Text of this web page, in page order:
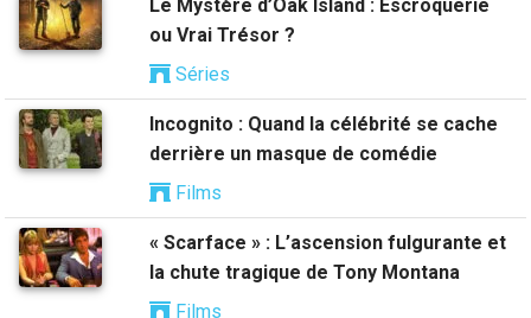
Le Mystère d’Oak Island : Escroquerie
ou Vrai Trésor ?
Séries
Incognito : Quand la célébrité se cache
derrière un masque de comédie
Films
« Scarface » : L’ascension fulgurante et
la chute tragique de Tony Montana
Films